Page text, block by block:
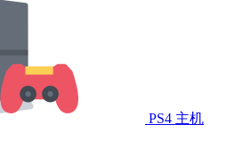
PS4 主机